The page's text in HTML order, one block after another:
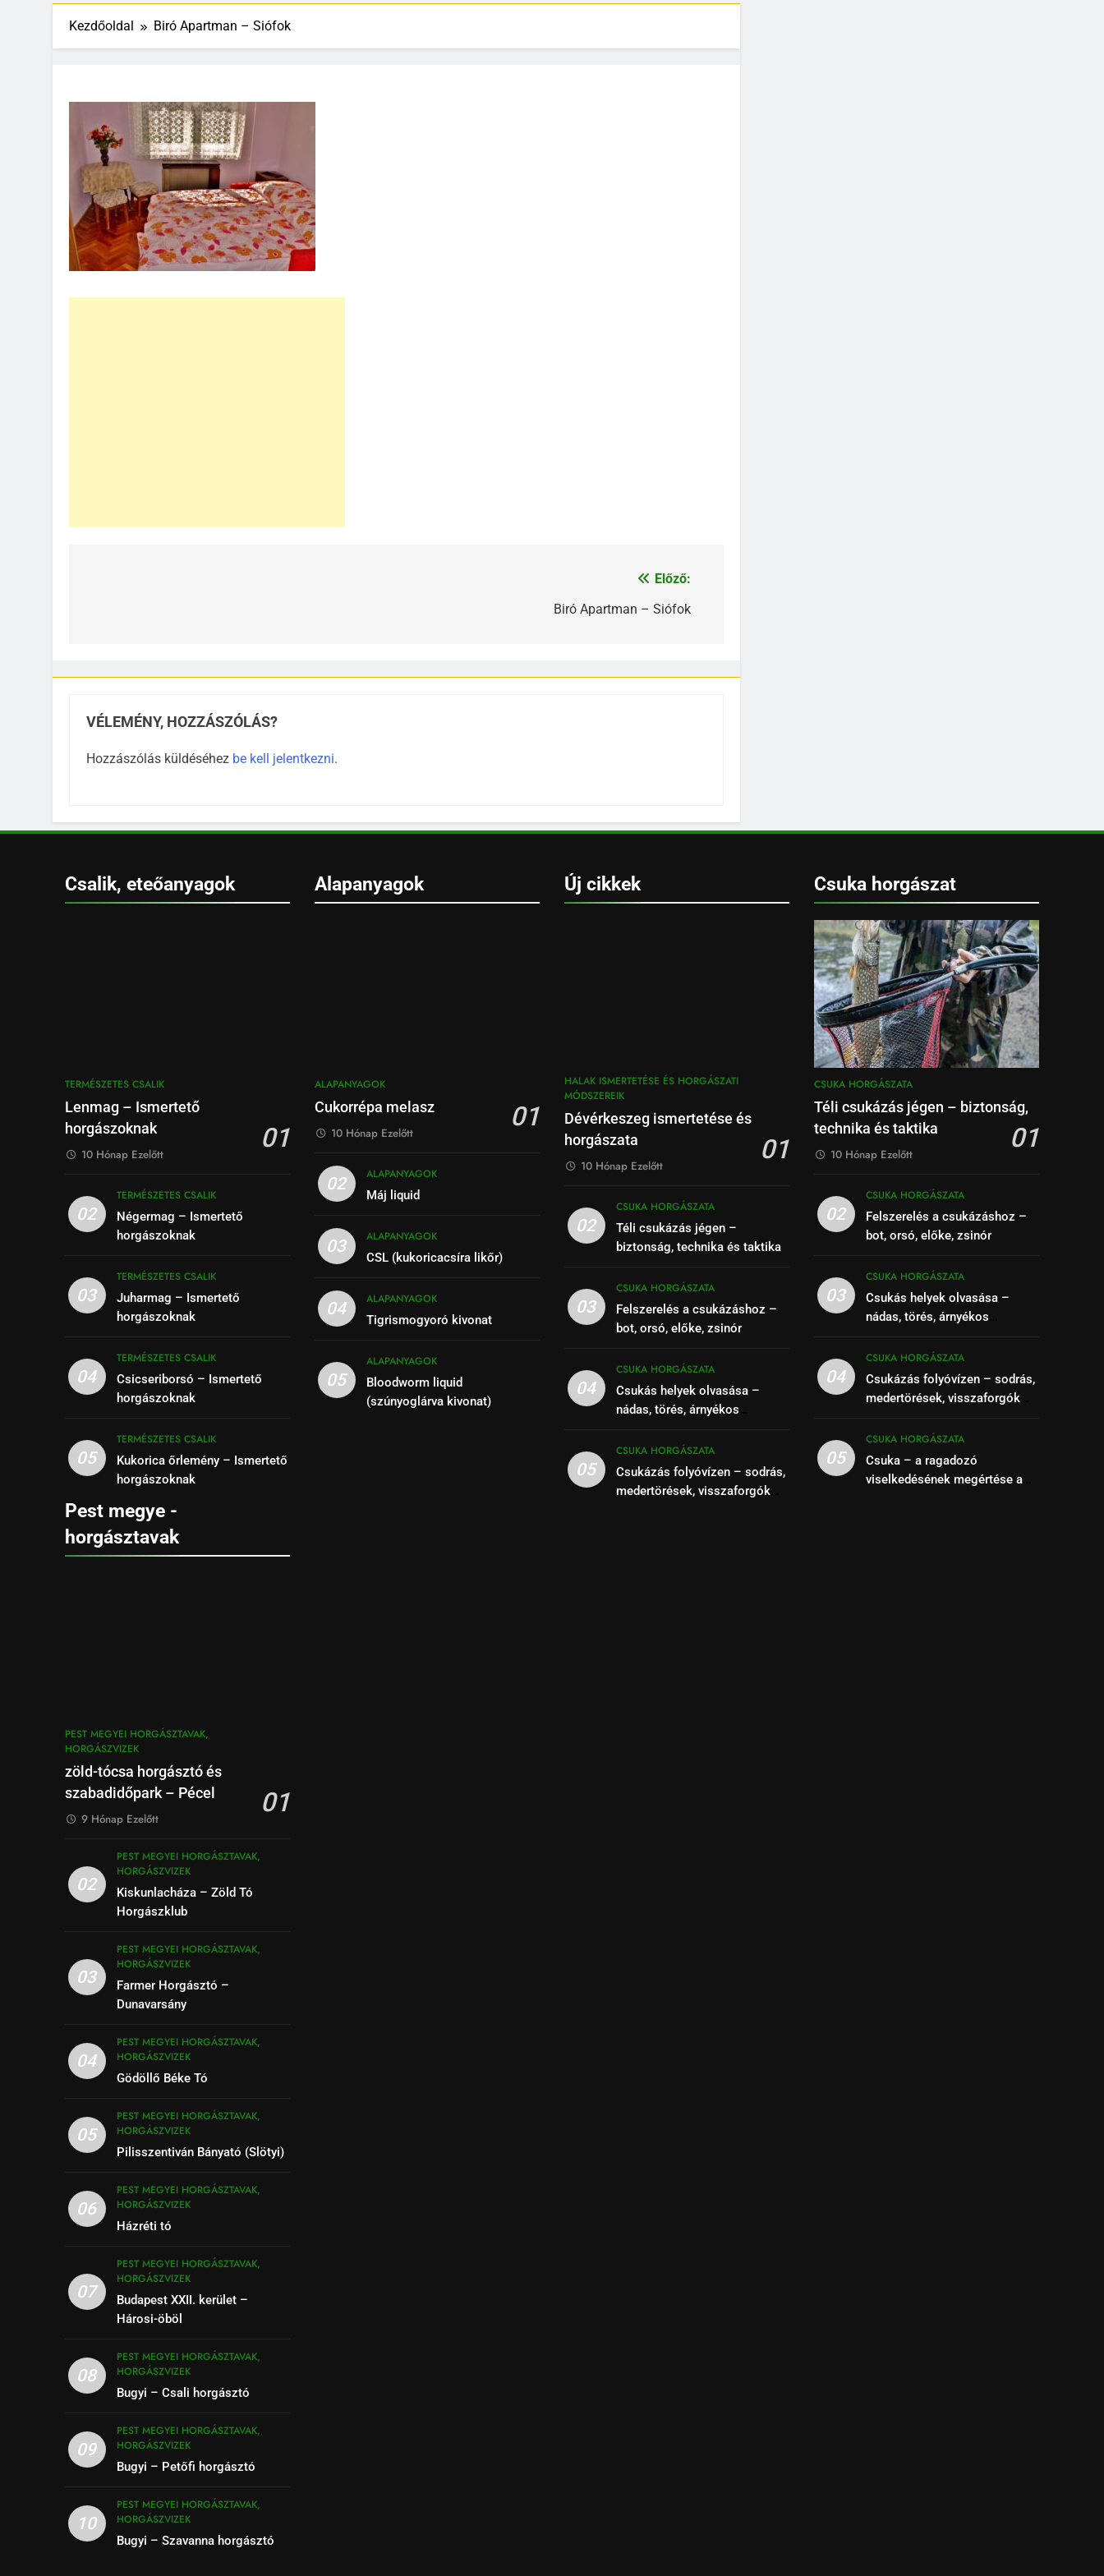
Kezdőoldal Biró Apartman – Siófok
Előző:
Biró Apartman – Siófok
VÉLEMÉNY, HOZZÁSZÓLÁS?
Hozzászólás küldéséhez be kell jelentkezni.
Csalik, eteőanyagok
TERMÉSZETES CSALIK
Lenmag – Ismertető
horgászoknak
01
10 Hónap Ezelőtt
02
TERMÉSZETES CSALIK
Négermag – Ismertető
horgászoknak
03
TERMÉSZETES CSALIK
Juharmag – Ismertető
horgászoknak
04
TERMÉSZETES CSALIK
Csicseriborsó – Ismertető
horgászoknak
05
TERMÉSZETES CSALIK
Kukorica őrlemény – Ismertető
horgászoknak
Pest megye -
horgásztavak
PEST MEGYEI HORGÁSZTAVAK,
HORGÁSZVIZEK
zöld-tócsa horgásztó és
szabadidőpark – Pécel
01
9 Hónap Ezelőtt
02
PEST MEGYEI HORGÁSZTAVAK,
HORGÁSZVIZEK
Kiskunlacháza – Zöld Tó
Horgászklub
03
PEST MEGYEI HORGÁSZTAVAK,
HORGÁSZVIZEK
Farmer Horgásztó –
Dunavarsány
04
PEST MEGYEI HORGÁSZTAVAK,
HORGÁSZVIZEK
Gödöllő Béke Tó
05
PEST MEGYEI HORGÁSZTAVAK,
HORGÁSZVIZEK
Pilisszentiván Bányató (Slötyi)
06
PEST MEGYEI HORGÁSZTAVAK,
HORGÁSZVIZEK
Házréti tó
07
PEST MEGYEI HORGÁSZTAVAK,
HORGÁSZVIZEK
Budapest XXII. kerület –
Hárosi-öböl
08
PEST MEGYEI HORGÁSZTAVAK,
HORGÁSZVIZEK
Bugyi – Csali horgásztó
09
PEST MEGYEI HORGÁSZTAVAK,
HORGÁSZVIZEK
Bugyi – Petőfi horgásztó
10
PEST MEGYEI HORGÁSZTAVAK,
HORGÁSZVIZEK
Bugyi – Szavanna horgásztó
Alapanyagok
ALAPANYAGOK
Cukorrépa melasz 01
10 Hónap Ezelőtt
02
ALAPANYAGOK
Máj liquid
03
ALAPANYAGOK
CSL (kukoricacsíra likőr)
04
ALAPANYAGOK
Tigrismogyoró kivonat
05
ALAPANYAGOK
Bloodworm liquid
(szúnyoglárva kivonat)
Új cikkek
HALAK ISMERTETÉSE ÉS HORGÁSZATI
MÓDSZEREIK
Dévérkeszeg ismertetése és
horgászata
01
10 Hónap Ezelőtt
02
CSUKA HORGÁSZATA
Téli csukázás jégen –
biztonság, technika és taktika
03
CSUKA HORGÁSZATA
Felszerelés a csukázáshoz –
bot, orsó, előke, zsinór
04
CSUKA HORGÁSZATA
Csukás helyek olvasása –
nádas, törés, árnyékos
05
CSUKA HORGÁSZATA
Csukázás folyóvízen – sodrás,
medertörések, visszaforgók
Csuka horgászat
CSUKA HORGÁSZATA
Téli csukázás jégen – biztonság,
technika és taktika
01
10 Hónap Ezelőtt
02
CSUKA HORGÁSZATA
Felszerelés a csukázáshoz –
bot, orsó, előke, zsinór
03
CSUKA HORGÁSZATA
Csukás helyek olvasása –
nádas, törés, árnyékos
04
CSUKA HORGÁSZATA
Csukázás folyóvízen – sodrás,
medertörések, visszaforgók
05
CSUKA HORGÁSZATA
Csuka – a ragadozó
viselkedésének megértése a